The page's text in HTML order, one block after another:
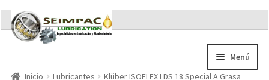
Ir
a
Ir
al
contenido
Menú
Inicio Lubricantes
Klüber ISOFLEX LDS 18 Special A Grasa